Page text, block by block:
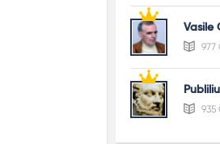
Vasile